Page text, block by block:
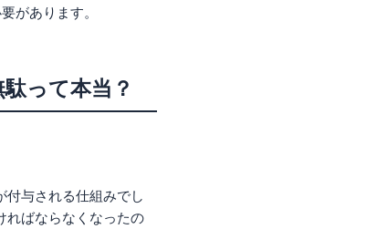
があります。
って本当？
付与される仕組みでし
ればならなくなったの